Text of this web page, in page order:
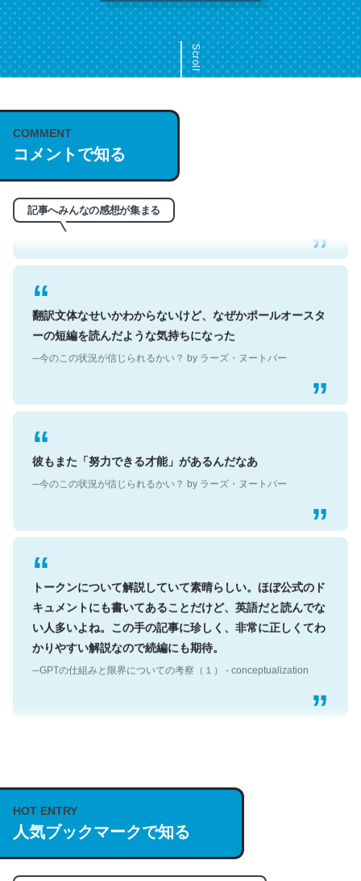
Scroll
COMMENT
コメントで知る
記事へみんなの感想が集まる
これは名文。彼はとてもクレバーなんだろうなと凄く思
う。英語少しでも読める人は原文もお勧め。自分はこの流
れ好き。Let’s Fucking Go. Then Covid hit. Shit.
─今のこの状況が信じられるかい？ by ラーズ・ヌートバー
翻訳文体なせいかわからないけど、なぜかポールオースタ
ーの短編を読んだような気持ちになった
彼もまた「努力できる才能」があるんだなあ
トークンについて解説していて素晴らしい。ほぼ公式のド
キュメントにも書いてあることだけど、英語だと読んでな
い人多いよね。この手の記事に珍しく、非常に正しくてわ
かりやすい解説なので続編にも期待。
説してる記事が少ないので貴重な良記事。/続編来た
https://isobe324649.hatenablog.com/entry/2023/03/27
/064121
─GPTの仕組みと限界についての考察（１） - conceptualization
HOT ENTRY
人気ブックマークで知る